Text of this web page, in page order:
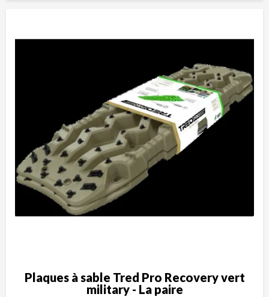
Plaques à sable Tred Pro Recovery vert
military - La paire